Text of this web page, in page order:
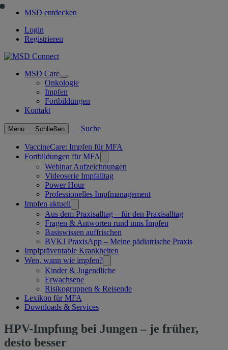
MSD entdecken
Login
Registrieren
MSD Care
Open
submenu
Onkologie
Impfen
Fortbildungen
Kontakt
Menü Schließen Suche
Verknüpfte
Seiten
VaccineCare: Impfen für MFA
Fortbildungen für MFA
Webinar Aufzeichnungen
Videoserie Impfalltag
Power Hour
Professionelles Impfmanagement
Impfen aktuell
Aus dem Praxisalltag – für den Praxisalltag
Fragen & Antworten rund ums Impfen
Basiswissen auffrischen
BVKJ PraxisApp – Meine pädiatrische Praxis
Impfpräventable Krankheiten
Wen, wann wie impfen?
Kinder & Jugendliche
Erwachsene
Risikogruppen & Reisende
Lexikon für MFA
Downloads & Services
HPV-
Impfung
HPV-Impfung bei Jungen – je früher,
desto besser